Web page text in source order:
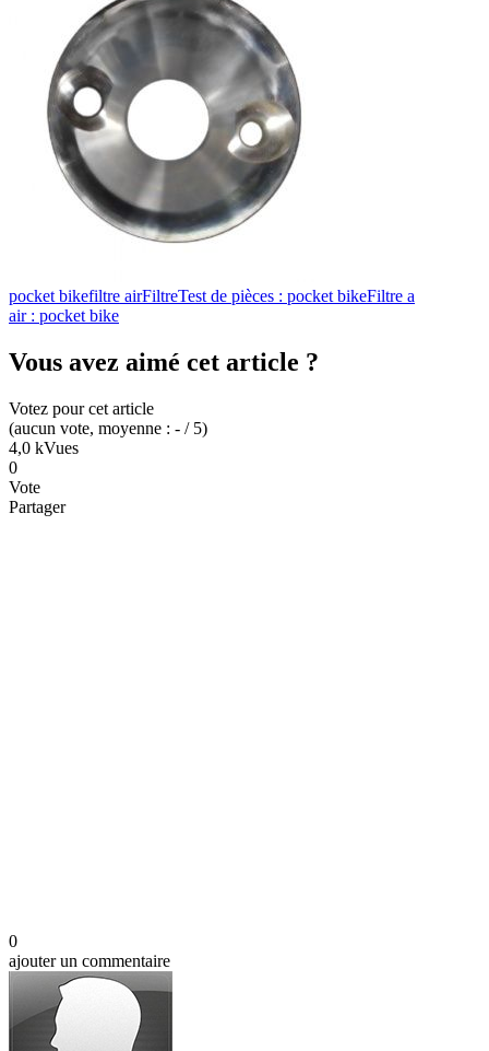
pocket bikefiltre airFiltreTest de pièces : pocket bikeFiltre a
air : pocket bike
Vous avez aimé cet article ?
Votez pour cet article
(aucun vote, moyenne : - / 5)
4,0 kVues
0
Vote
Partager
0
ajouter un commentaire